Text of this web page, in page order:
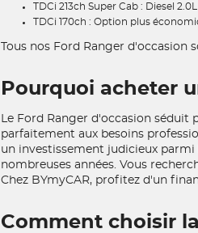
TDCi 213ch Super Cab : Diesel
TDCi 170ch : Option plus
Tous nos Ford Ranger d'occasion
Pourquoi acheter
Le Ford Ranger d'occasion
parfaitement aux besoins
un investissement judicieux
nombreuses années. Vous
Chez BYmyCAR, profitez d'un
Comment choisir